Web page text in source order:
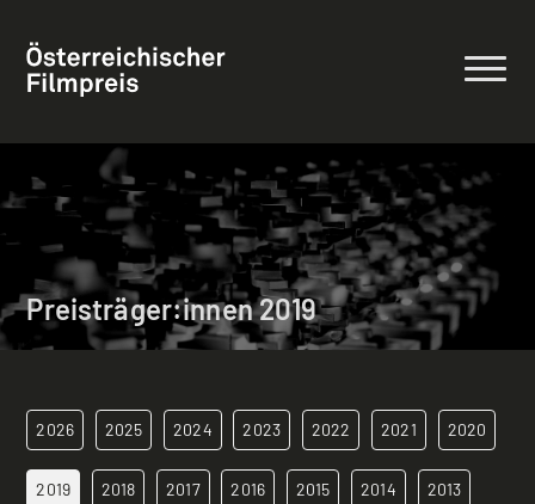
Preisträger:innen 2019
2026 2025 2024 2023 2022 2021 2020
2019 2018 2017 2016 2015 2014 2013